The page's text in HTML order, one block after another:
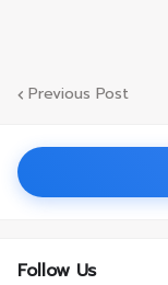
Previous Post
Follow Us